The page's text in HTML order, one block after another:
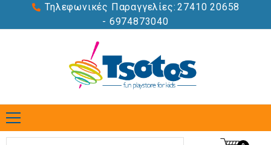
Τηλεφωνικές Παραγγελίες: 27410 20658
- 6974873040